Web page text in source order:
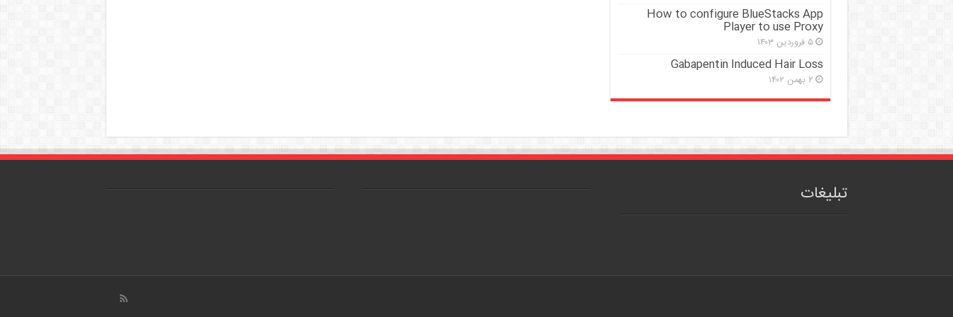
How to configure BlueStacks App
Player to use Proxy
۵ فروردین ۱۴۰۳
Gabapentin Induced Hair Loss
۲ بهمن ۱۴۰۲
تبلیغات